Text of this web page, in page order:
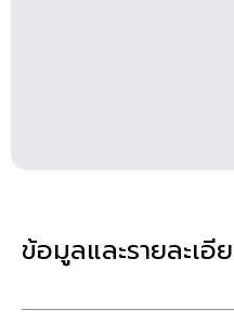
ข้อมูลและรายละเ